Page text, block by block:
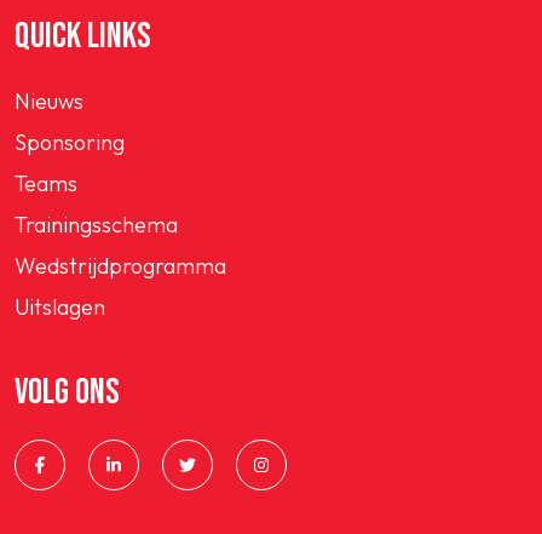
QUICK LINKS
Nieuws
Sponsoring
Teams
Trainingsschema
Wedstrijdprogramma
Uitslagen
VOLG ONS